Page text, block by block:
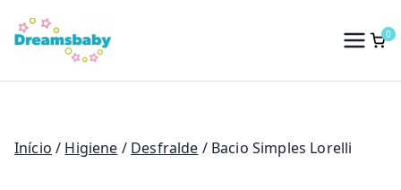
para
conteúdo
Dreams Baby
0
Início / Higiene / Desfralde / Bacio Simples Lorelli